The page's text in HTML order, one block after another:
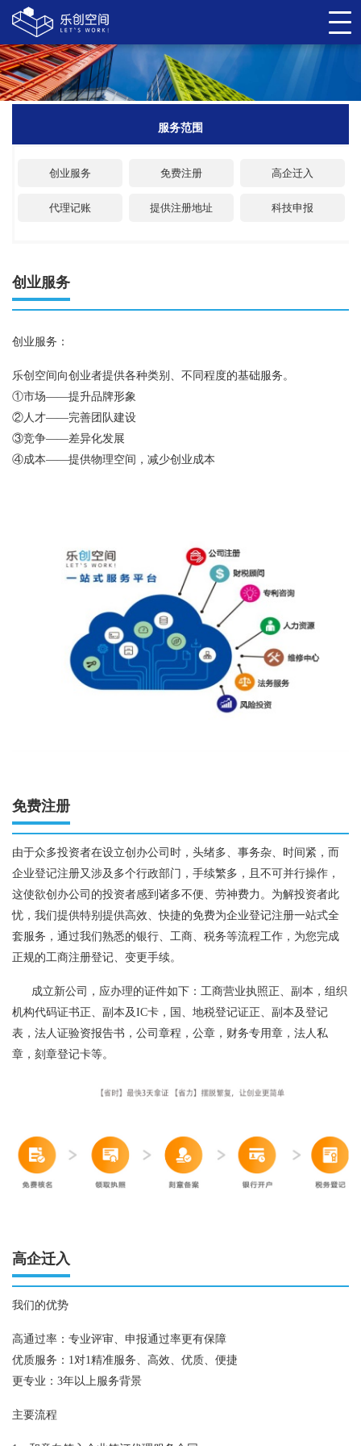
服务范围
创业服务 免费注册 高企迁入
代理记账 提供注册地址 科技申报
创业服务
创业服务：
乐创空间向创业者提供各种类别、不同程度的基础服务。
①市场——提升品牌形象
②人才——完善团队建设
③竞争——差异化发展
④成本——提供物理空间，减少创业成本
免费注册
由于众多投资者在设立创办公司时，头绪多、事务杂、时间紧，而
企业登记注册又涉及多个行政部门，手续繁多，且不可并行操作，
这使欲创办公司的投资者感到诸多不便、劳神费力。为解投资者此
忧，我们提供特别提供高效、快捷的免费为企业登记注册一站式全
套服务，通过我们熟悉的银行、工商、税务等流程工作，为您完成
正规的工商注册登记、变更手续。
成立新公司，应办理的证件如下：工商营业执照正、副本，组织
机构代码证书正、副本及IC卡，国、地税登记证正、副本及登记
表，法人证验资报告书，公司章程，公章，财务专用章，法人私
章，刻章登记卡等。
高企迁入
我们的优势
高通过率：专业评审、申报通过率更有保障
优质服务：1对1精准服务、高效、优质、便捷
更专业：3年以上服务背景
主要流程